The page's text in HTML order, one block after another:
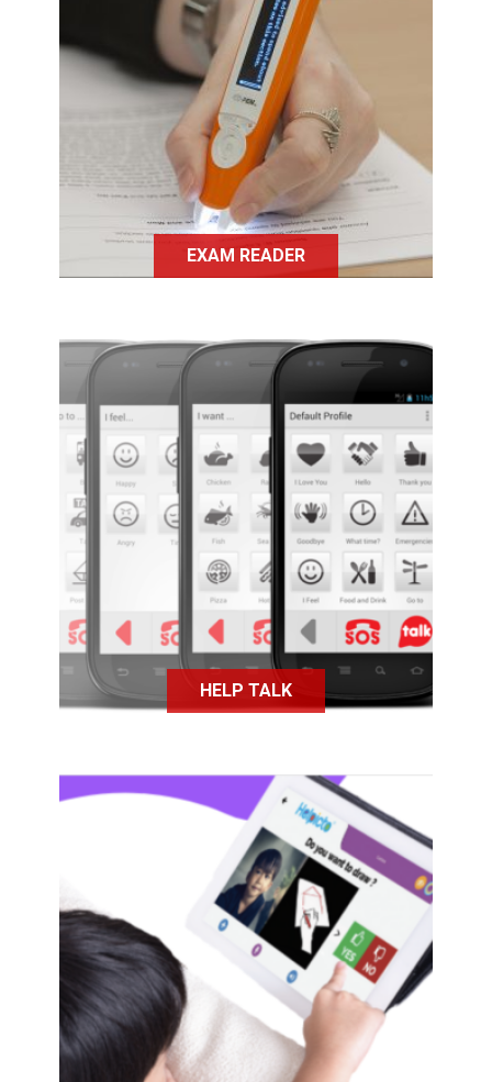
EXAM READER
Surligneur doté d'une synthèse
vocale, l'exam reader permet aux
personnes ayant des difficultés à
lire, d'oraliser un texte écrit.
HELP TALK
L'application Help Talk a pour
objectif de simplifier et de faciliter
la communication des personnes qui
présentent des troubles du langage.
Helpicto, a pour objectif de faciliter
la communication et les échanges
entre les personnes avec des
troubles du langage et leur
entourage proches ou aidants.